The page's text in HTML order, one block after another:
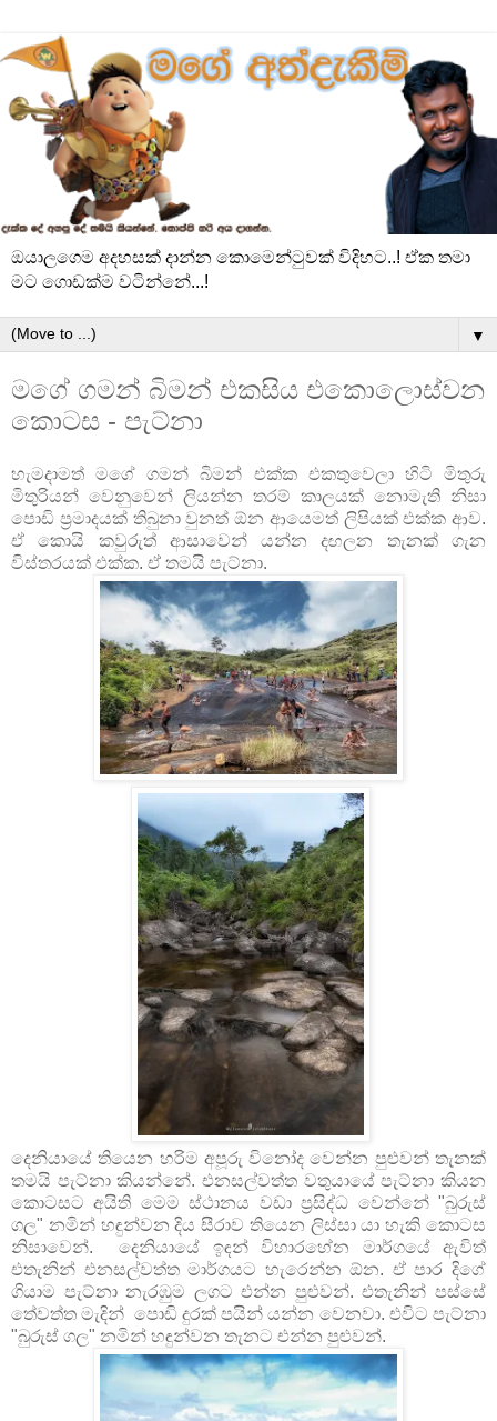
ඔයාලගෙම අදහසක් දාන්න කොමෙන්ටුවක් විදිහට..! ඒක තමා
මට ගොඩක්ම වටින්නේ...!
▼
මගේ ගමන් බිමන් එකසිය එකොලොස්වන
කොටස - පැට්නා
හැමදාමත් මගේ ගමන් බිමන් එක්ක එකතුවෙලා හිටි මිතුරු
මිතුරියන් වෙනුවෙන් ලියන්න තරම් කාලයක් නොමැති නිසා
පොඩි ප්‍රමාදයක් තිබුනා වුනත් ඕන ආයෙමත් ලිපියක් එක්ක ආව.
ඒ කොයි කවුරුත් ආසාවෙන් යන්න දඟලන තැනක් ගැන
විස්තරයක් එක්ක. ඒ තමයි පැට්නා.
දෙනියායේ තියෙන හරිම අපූරු විනෝද වෙන්න පුළුවන් තැනක්
තමයි පැට්නා කියන්නේ. එනසල්වත්ත වතුයායේ පැට්නා කියන
කොටසට අයිති මෙම ස්ථානය වඩා ප්‍රසිද්ධ වෙන්නේ "බුරුස්
ගල" නමින් හඳුන්වන දිය සීරාව තියෙන ලිස්සා යා හැකි කොටස
නිසාවෙන්. දෙනියායේ ඉඳන් විහාරහේන මාර්ගයේ ඇවිත්
එතැනින් එනසල්වත්ත මාර්ගයට හැරෙන්න ඕන. ඒ පාර දිගේ
ගියාම පැට්නා නැරඹුම ලගට එන්න පුළුවන්. එතැනින් පස්සේ
තේවත්ත මැදින් පොඩි දුරක් පයින් යන්න වෙනවා. එවිට පැට්නා
"බුරුස් ගල" නමින් හඳුන්වන තැනට එන්න පුළුවන්.